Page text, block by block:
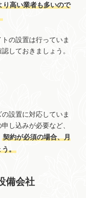
り高い業者も多いので
の設置は行っていま
しておきましょう。
設置に対応していま
し込みが必要など、
契約が必須の場合、月
う。
備会社